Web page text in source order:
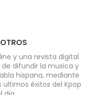
y una revista digital
difundir la musica y
hispana, mediante
éxitos del Kpop